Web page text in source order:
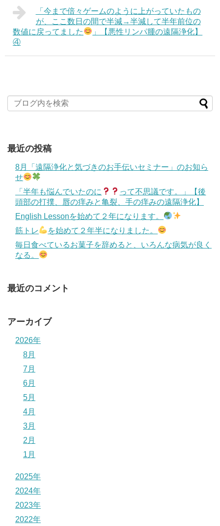
「今まで倍々ゲームのように上がっていたもの
が、ここ数日の間で半減→半減して半年前位の
数値に戻ってました
」【悪性リンパ腫の遠隔浄化】
④
最近の投稿
8月「遠隔浄化と気づきのお手伝いセミナー」のお知ら
せ
「半年も悩んでいたのに
って不思議です。」【後
頭部の打撲、唇の痒みと亀裂、手の痒みの遠隔浄化】
English Lessonを始めて２年になります。
筋トレ
を始めて２年半になりました。
毎日食べているお菓子を辞めると、いろんな病気が良く
なる。
最近のコメント
アーカイブ
2026年
8月
7月
6月
5月
4月
3月
2月
1月
2025年
2024年
2023年
2022年